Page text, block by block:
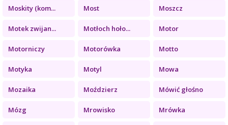
Moskity (kom... Most Moszcz
Motek zwijan... Motłoch hoło... Motor
Motorniczy Motorówka Motto
Motyka Motyl Mowa
Mozaika Moździerz Mówić głośno
Mózg Mrowisko Mrówka